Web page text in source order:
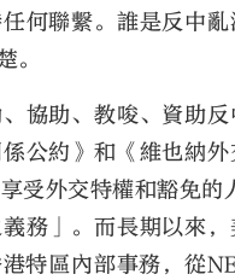
何聯繫。誰是反中
。
協助、教唆、資助反
公約》和《維也納外
受外交特權和豁免的
務」。而長期以來
特區內部事務，從